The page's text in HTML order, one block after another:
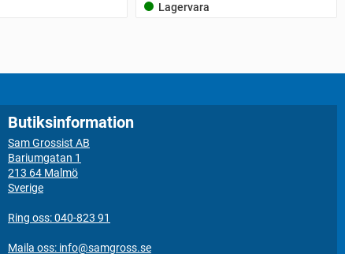
Lagervara
Butiksinformation
Sam Grossist AB
Bariumgatan 1
213 64 Malmö
Sverige
Ring oss: 040-823 91
Maila oss: info@samgross.se